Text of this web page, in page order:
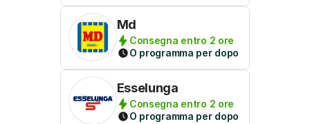
Md
Consegna entro 2 ore
O programma per dopo
Esselunga
Consegna entro 2 ore
O programma per dopo